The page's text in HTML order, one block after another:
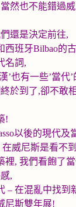
當然也不能錯過
還是決定前往,
西班牙Bilbao的
名詞 ,
’也有一些’當代’
於到了,卻不敢
!
以後的現代及
在威尼斯是看不
裡, 我們看飽了
,
– 在混亂中找到
尼斯雙年展!